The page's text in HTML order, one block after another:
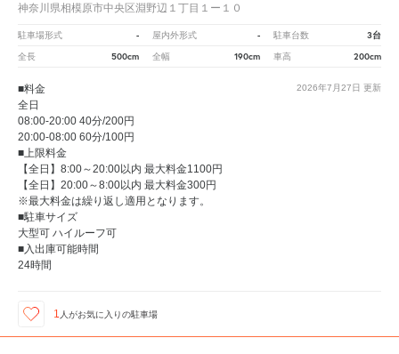
神奈川県相模原市中央区淵野辺１丁目１ー１０
駐車場形式 - 屋内外形式 - 駐車台数 3台
全長 500cm 全幅 190cm 車高 200cm
2026年7月27日 更新
■料金
全日
08:00-20:00 40分/200円
20:00-08:00 60分/100円
■上限料金
【全日】8:00～20:00以内 最大料金1100円
【全日】20:00～8:00以内 最大料金300円
※最大料金は繰り返し適用となります。
■駐車サイズ
大型可 ハイルーフ可
■入出庫可能時間
24時間
1 人がお気に入りの駐車場